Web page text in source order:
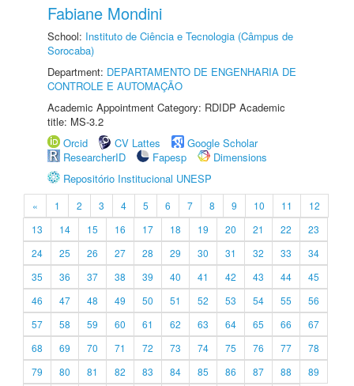
Fabiane Mondini
School: Instituto de Ciência e Tecnologia (Câmpus de
Sorocaba)
Department: DEPARTAMENTO DE ENGENHARIA DE
CONTROLE E AUTOMAÇÃO
Academic Appointment Category: RDIDP Academic
title: MS-3.2
Orcid
CV Lattes
Google Scholar
ResearcherID
Fapesp
Dimensions
Repositório Institucional UNESP
« 1 2 3 4 5 6 7 8 9 10 11
12
13
14 15 16 17 18 19 20 21 22
23
24
25 26 27 28 29 30 31 32 33
34
35
36 37 38 39 40 41 42 43 44
45
46
47 48 49 50 51 52 53 54 55
56
57
58 59 60 61 62 63 64 65 66
67
68
69 70 71 72 73 74 75 76 77
78
79
80 81 82 83 84 85 86 87 88
89